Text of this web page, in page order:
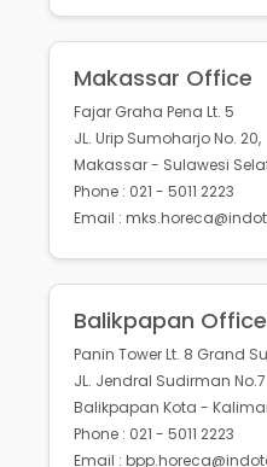
Makassar Office
Fajar Graha Pena Lt. 5
JL. Urip Sumoharjo No. 20,
Makassar - Sulawesi
Phone : 021 - 5011 2223
Email :
Balikpapan Office
Panin Tower Lt. 8 Grand
JL. Jendral Sudirman
Balikpapan Kota -
Phone : 021 - 5011 2223
Email :